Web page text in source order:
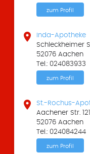
zum Profil

Inda-Apotheke
Schleckheimer
52076 Aachen
Tel.: 024083933
zum Profil

St.-Rochus-
Aachener Str. 121
52076 Aachen
Tel.: 024084244
zum Profil